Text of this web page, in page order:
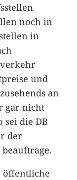
noch in
in
und
an
gar nicht
sei die DB
der
öffentliche